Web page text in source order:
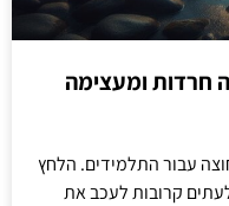
חרדות ומעצימה
עבור התלמידים. הלחץ
קרובות לעכב את